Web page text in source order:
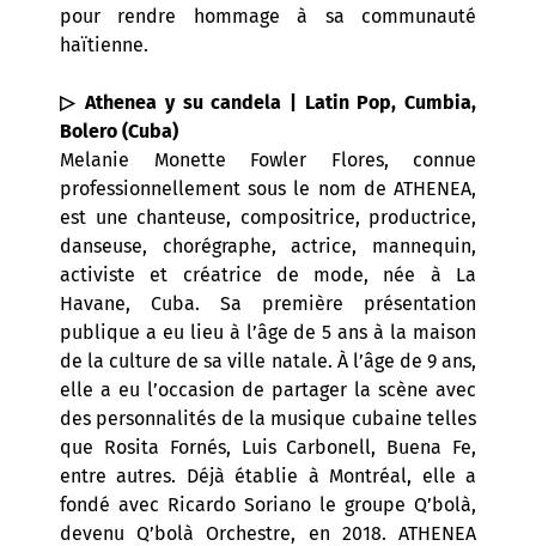
pour rendre hommage à sa communauté
haïtienne.
▷ Athenea y su candela | Latin Pop, Cumbia,
Bolero (Cuba)
Melanie Monette Fowler Flores, connue
professionnellement sous le nom de ATHENEA,
est une chanteuse, compositrice, productrice,
danseuse, chorégraphe, actrice, mannequin,
activiste et créatrice de mode, née à La
Havane, Cuba.
Sa première présentation
publique a eu lieu à l’âge de 5 ans à la maison
de la culture de sa ville natale. À l’âge de 9 ans,
elle a eu l’occasion de partager la scène avec
des personnalités de la musique cubaine telles
que Rosita Fornés, Luis Carbonell, Buena Fe,
entre autres. Déjà établie à Montréal, elle a
fondé avec Ricardo Soriano le groupe Q’bolà,
devenu Q’bolà Orchestre, en 2018. ATHENEA